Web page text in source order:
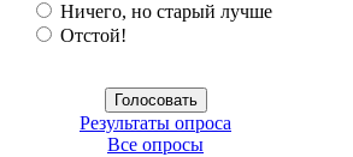
Ничего, но старый лучше
Отстой!
Результаты опроса
Все опросы